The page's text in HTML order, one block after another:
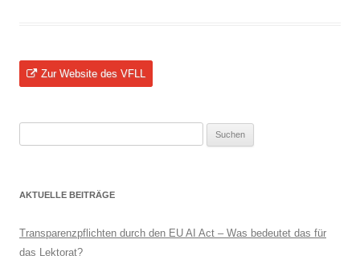
Zur Website des VFLL
AKTUELLE BEITRÄGE
Transparenzpflichten durch den EU AI Act – Was bedeutet das für
das Lektorat?